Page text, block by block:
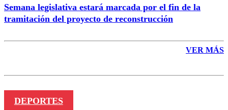
Semana legislativa estará marcada por el fin de la
tramitación del proyecto de reconstrucción
VER MÁS
DEPORTES